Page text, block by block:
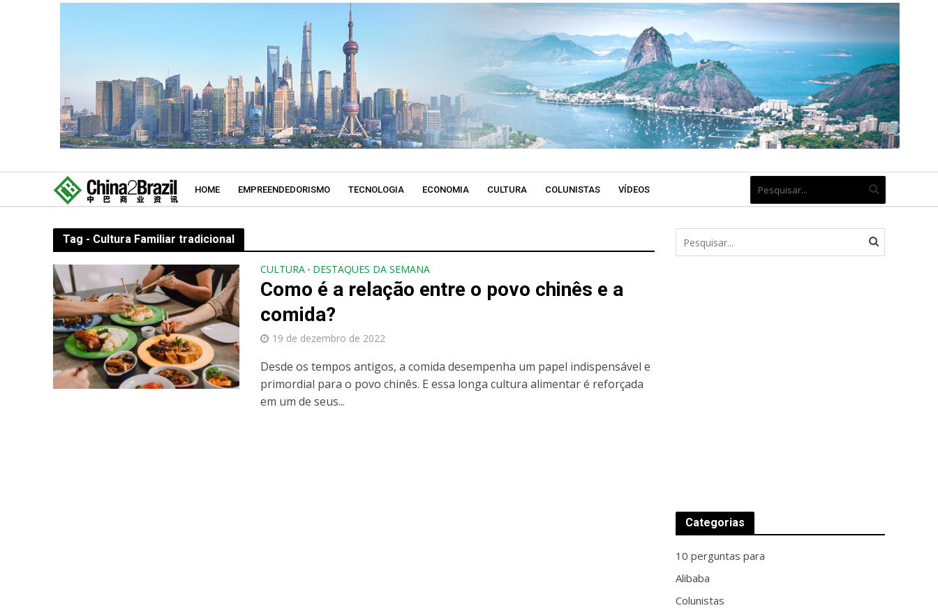
HOME EMPREENDEDORISMO TECNOLOGIA ECONOMIA CULTURA COLUNISTAS VÍDEOS
Tag - Cultura Familiar tradicional
CULTURA • DESTAQUES DA SEMANA
Como é a relação entre o povo chinês e a
comida?
19 de dezembro de 2022
Desde os tempos antigos, a comida desempenha um papel indispensável e
primordial para o povo chinês. E essa longa cultura alimentar é reforçada
em um de seus...
Categorias
10 perguntas para
Alibaba
Colunistas